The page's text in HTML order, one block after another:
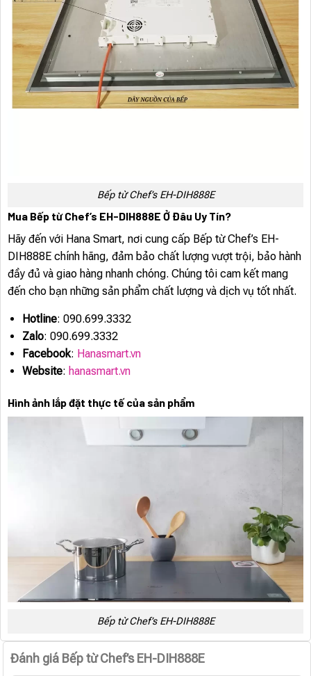
Bếp từ Chef’s EH-DIH888E
Mua Bếp từ Chef’s EH-DIH888E Ở Đâu Uy Tín?
Hãy đến với Hana Smart, nơi cung cấp Bếp từ Chef’s EH-
DIH888E chính hãng, đảm bảo chất lượng vượt trội, bảo hành
đầy đủ và giao hàng nhanh chóng. Chúng tôi cam kết mang
đến cho bạn những sản phẩm chất lượng và dịch vụ tốt nhất.
Hotline: 090.699.3332
Zalo: 090.699.3332
Facebook: Hanasmart.vn
Website: hanasmart.vn
Hình ảnh lắp đặt thực tế của sản phẩm
Bếp từ Chef’s EH-DIH888E
Đánh giá Bếp từ Chef’s EH-DIH888E